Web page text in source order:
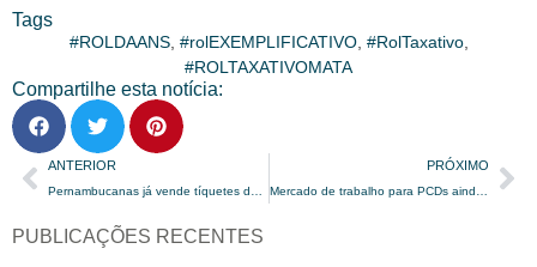
Tags
#ROLDAANS, #rolEXEMPLIFICATIVO, #RolTaxativo,
#ROLTAXATIVOMATA
Compartilhe esta notícia:
ANTERIOR PRÓXIMO
PUBLICAÇÕES RECENTES